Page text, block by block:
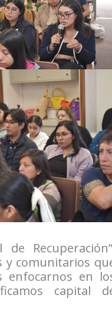
y comunitarios
enfocarnos en
capital